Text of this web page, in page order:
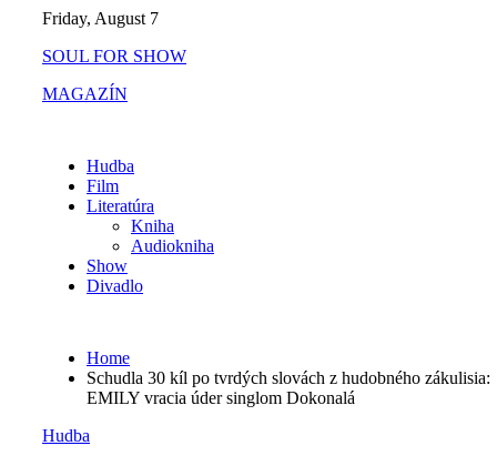
content
Friday, August 7
SOUL FOR SHOW
MAGAZÍN
Hudba
Film
Literatúra
Kniha
Audiokniha
Show
Divadlo
Home
Schudla 30 kíl po tvrdých slovách z hudobného zákulisia:
EMILY vracia úder singlom Dokonalá
Hudba